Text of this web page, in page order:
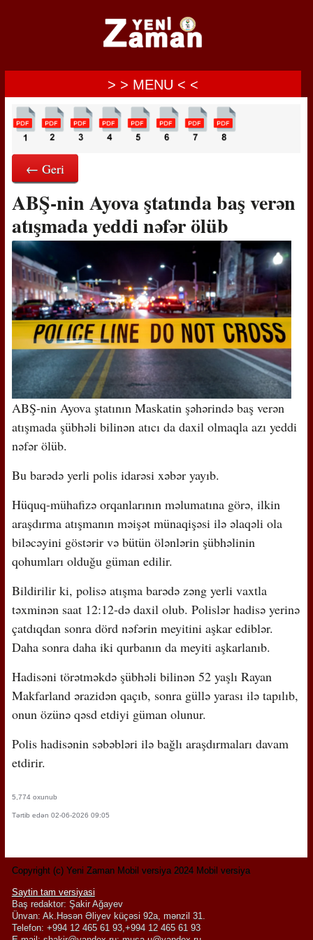
> > MENU < <
← Geri
ABŞ-nin Ayova ştatında baş verən
atışmada yeddi nəfər ölüb
ABŞ-nin Ayova ştatının Maskatin şəhərində baş verən
atışmada şübhəli bilinən atıcı da daxil olmaqla azı yeddi
nəfər ölüb.
Bu barədə yerli polis idarəsi xəbər yayıb.
Hüquq-mühafizə orqanlarının məlumatına görə, ilkin
araşdırma atışmanın məişət münaqişəsi ilə əlaqəli ola
biləcəyini göstərir və bütün ölənlərin şübhəlinin
qohumları olduğu güman edilir.
Bildirilir ki, polisə atışma barədə zəng yerli vaxtla
təxminən saat 12:12-də daxil olub. Polislər hadisə yerinə
çatdıqdan sonra dörd nəfərin meyitini aşkar ediblər.
Daha sonra daha iki qurbanın da meyiti aşkarlanıb.
Hadisəni törətməkdə şübhəli bilinən 52 yaşlı Rayan
Makfarland ərazidən qaçıb, sonra güllə yarası ilə tapılıb,
onun özünə qəsd etdiyi güman olunur.
Polis hadisənin səbəbləri ilə bağlı araşdırmaları davam
etdirir.
5,774 oxunub
Tərtib edən 02-06-2026 09:05
Copyright (c) Yeni Zaman Mobil versiya 2024 Mobil versiya
Saytin tam versiyasi
Baş redaktor: Şakir Ağayev
Ünvan: Ak.Həsən Əliyev küçəsi 92a, mənzil 31.
Telefon: +994 12 465 61 93,+994 12 465 61 93